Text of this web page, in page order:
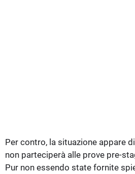
Per contro, la situazione appare
non parteciperà alle prove pre-
Pur non essendo state fornite